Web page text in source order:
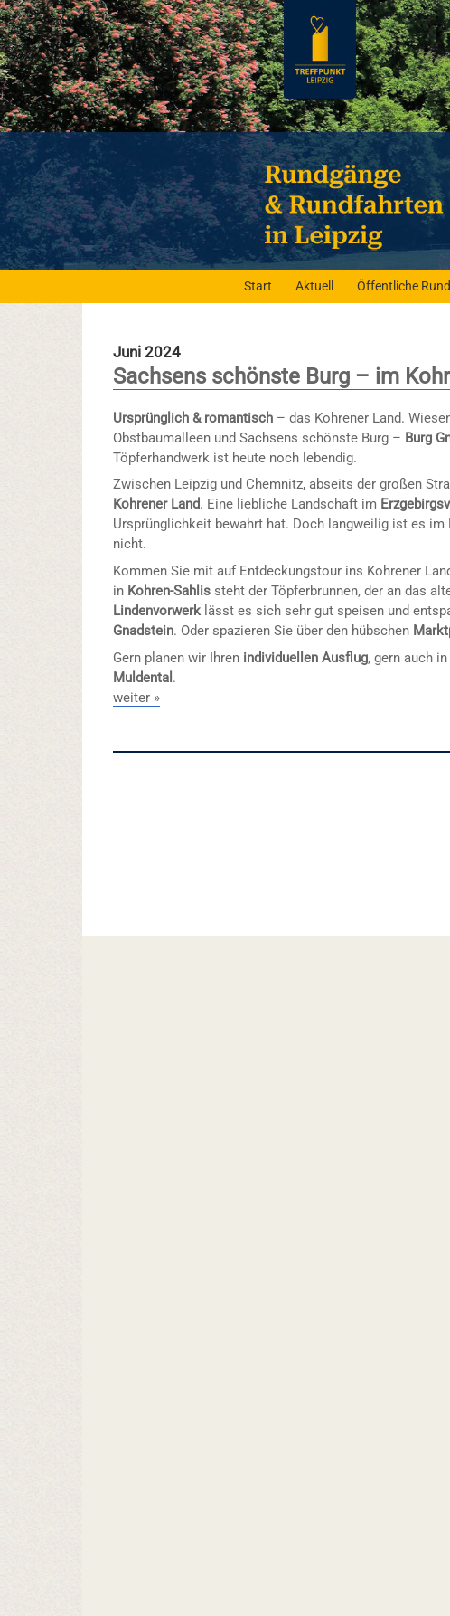
Start Aktuell Öffentliche
Juni 2024
Sachsens schönste Burg – im
Ursprünglich & romantisch – das Kohrener Land.
Obstbaumalleen und Sachsens schönste Burg – Burg
Töpferhandwerk ist heute noch lebendig.
Zwischen Leipzig und Chemnitz, abseits der großen
Kohrener Land. Eine liebliche Landschaft im
Ursprünglichkeit bewahrt hat. Doch langweilig ist es im
nicht.
Kommen Sie mit auf Entdeckungstour ins Kohrener
in Kohren-Sahlis steht der Töpferbrunnen, der an das
Lindenvorwerklässt es sich sehr gut speisen und
Gnadstein. Oder spazieren Sie über den hübschen
Gern planen wir Ihren individuellen Ausflug, gern auch
Muldental .
weiter »